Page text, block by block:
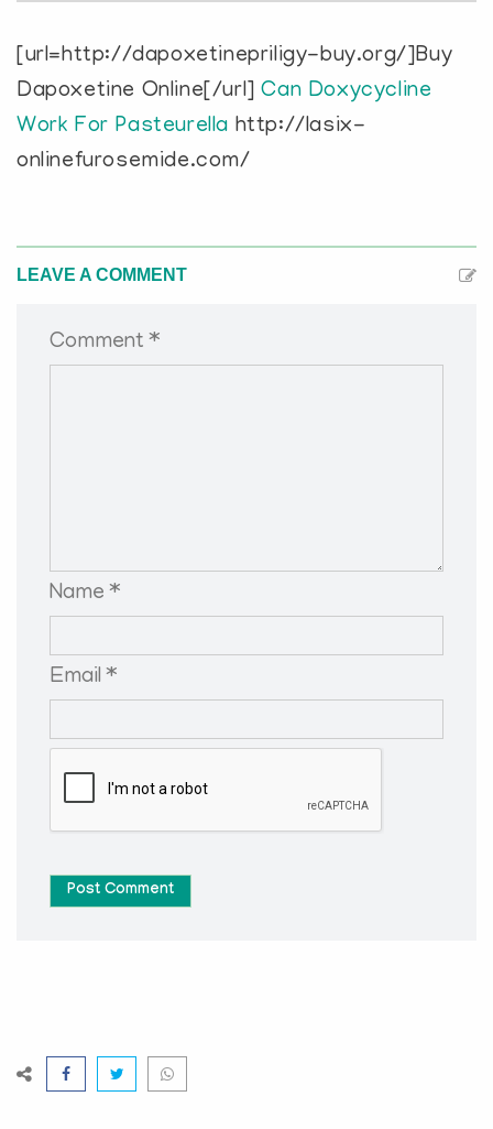
[url=http://dapoxetinepriligy-buy.org/]Buy
Dapoxetine Online[/url]Can Doxycycline
Work For Pasteurella http://lasix-
onlinefurosemide.com/
LEAVE A COMMENT
Comment *
Name *
Email *
Post Comment